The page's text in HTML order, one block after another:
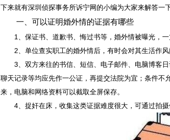
下来就有深圳侦探事务所诉宁网的小编为大家来解答一
一、可以证明婚外情的证据有哪些
1、保证书、道歉书、悔过书等，婚外情被曝光，一
2、单位查实职工的婚外情后，有时会对其生活作风
3、双方来往的书信、短信、电子邮件、电脑博客日
聊天记录等均应先作一公证，再提交法院为宜；条件
来，电脑和网络资料可以截取全屏保存。
4、捉奸在床，收集这类证据难度很大，可通过拍摄